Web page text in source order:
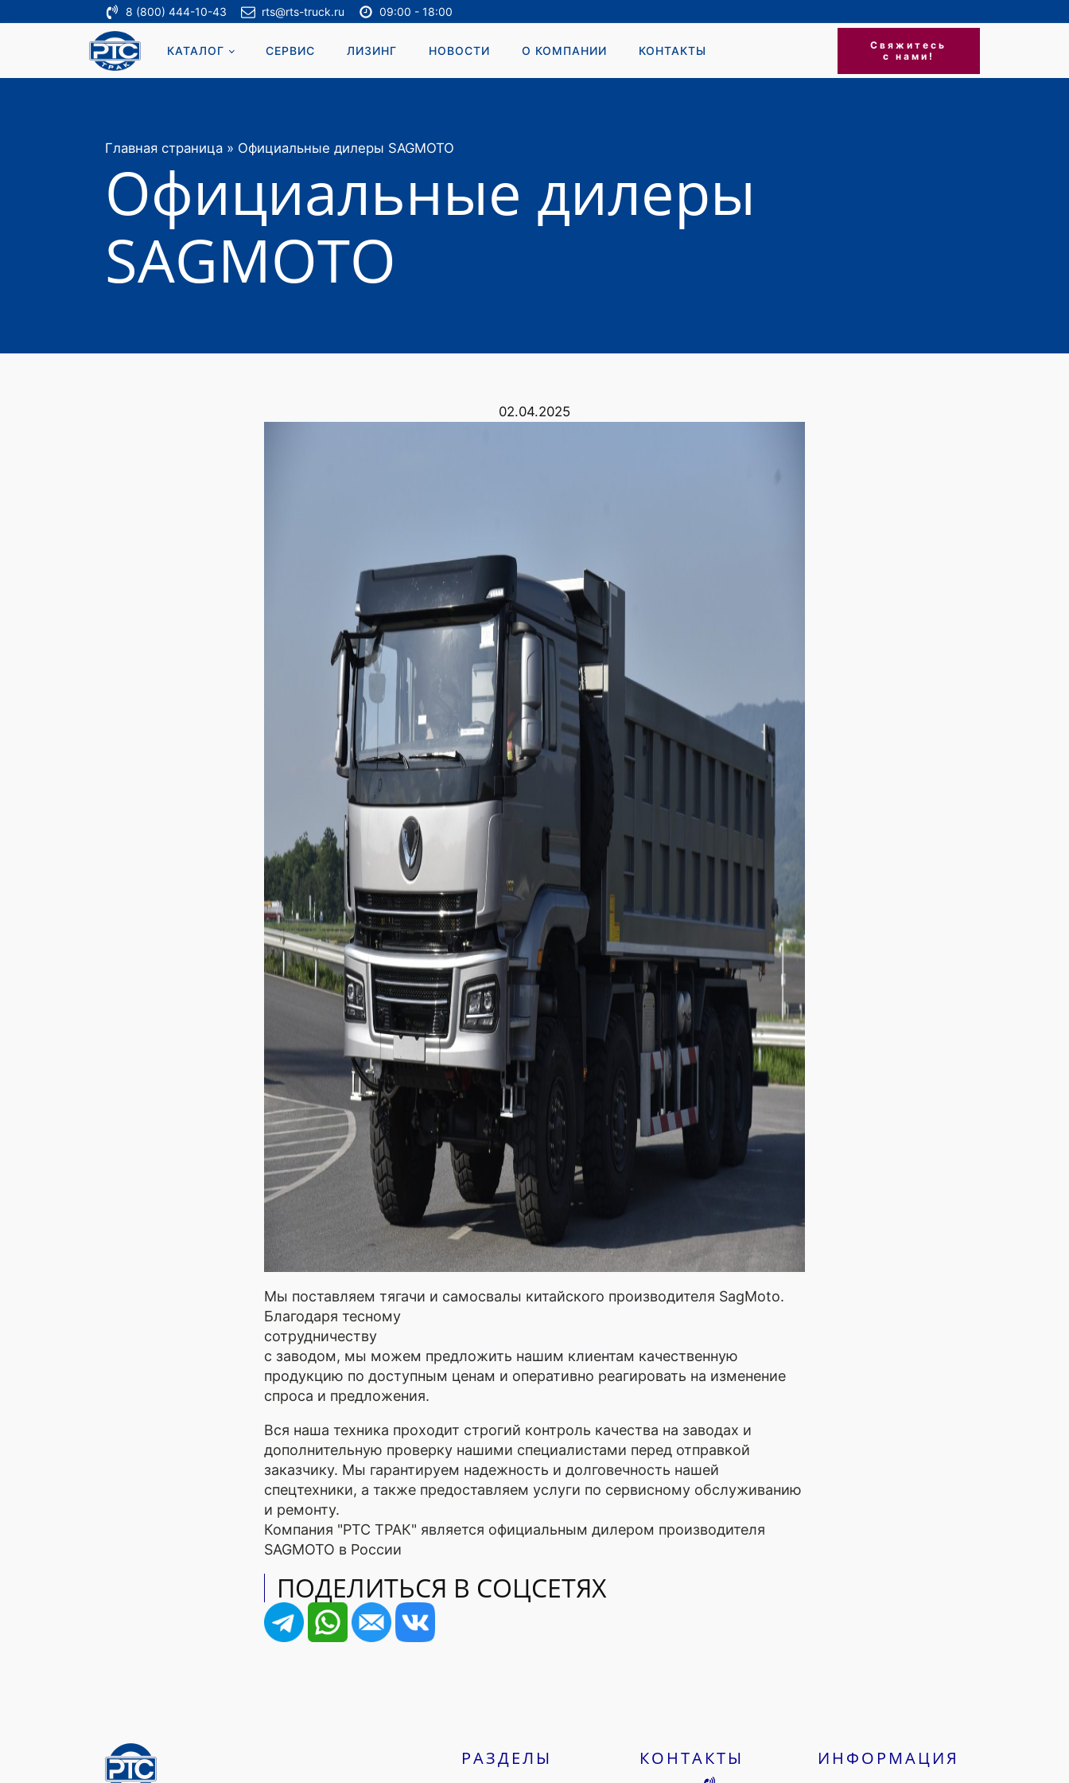
8 (800) 444-10-43 rts@rts-truck.ru 09:00 - 18:00
КАТАЛОГ СЕРВИС ЛИЗИНГ НОВОСТИ О КОМПАНИИ КОНТАКТЫ
Свяжитесь
с нами!
Главная страница » Официальные дилеры SAGMOTO
Официальные дилеры
SAGMOTO
02.04.2025
Мы поставляем тягачи и самосвалы китайского производителя SagMoto.
Благодаря тесному
сотрудничеству
с заводом, мы можем предложить нашим клиентам качественную
продукцию по доступным ценам и оперативно реагировать на изменение
спроса и предложения.
Вся наша техника проходит строгий контроль качества на заводах и
дополнительную проверку нашими специалистами перед отправкой
заказчику. Мы гарантируем надежность и долговечность нашей
спецтехники, а также предоставляем услуги по сервисному обслуживанию
и ремонту.
Компания "РТС ТРАК" является официальным дилером производителя
SAGMOTO в России
ПОДЕЛИТЬСЯ В СОЦСЕТЯХ
РАЗДЕЛЫ КОНТАКТЫ ИНФОРМАЦИЯ